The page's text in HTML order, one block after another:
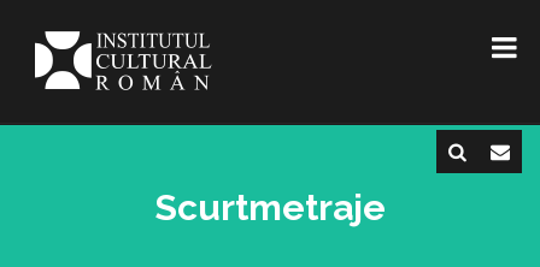
Scurtmetraje